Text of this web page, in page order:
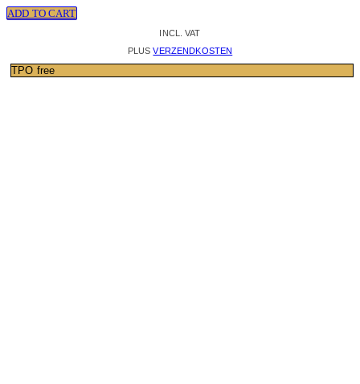
ADD TO CART
INCL. VAT
PLUSVERZENDKOSTEN
TPO free